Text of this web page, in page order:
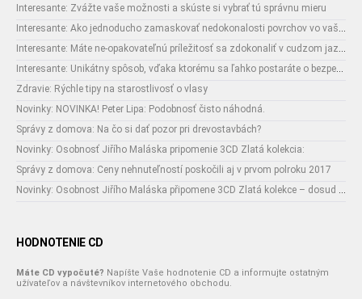
Interesante: Zvážte vaše možnosti a skúste si vybrať tú správnu mieru
Interesante: Ako jednoducho zamaskovať nedokonalosti povrchov vo vašom interiéri
Interesante: Máte ne-opakovateľnú príležitosť sa zdokonaliť v cudzom jazyku
Interesante: Unikátny spôsob, vďaka ktorému sa ľahko postaráte o bezpečnosť vašich zásielok
Zdravie: Rýchle tipy na starostlivosť o vlasy
Novinky: NOVINKA! Peter Lipa: Podobnosť čisto náhodná.
Správy z domova: Na čo si dať pozor pri drevostavbách?
Novinky: Osobnosť Jiřího Maláska pripomenie 3CD Zlatá kolekcia:
Správy z domova: Ceny nehnuteľností poskočili aj v prvom polroku 2017
Novinky: Osobnost Jiřího Maláska připomene 3CD Zlatá kolekce – dosud nejobsáhlejší soubor nahrávek legendárního umělce!
HODNOTENIE CD
Máte CD vypočuté? Napíšte Vaše hodnotenie CD a informujte ostatným
užívateľov a návštevníkov internetového obchodu.